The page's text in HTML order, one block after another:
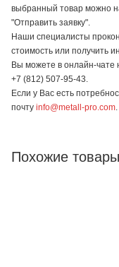
выбранный товар можно
"Отправить заявку".
Наши специалисты
стоимость или получить
Вы можете в онлайн-чате
+7 (812) 507-95-43.
Если у Вас есть
почту info@metall-pro.com
Похожие товары